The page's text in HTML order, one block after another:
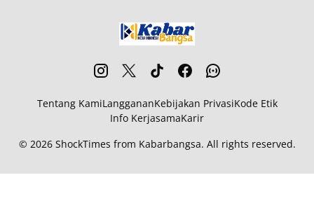
Tentang KamiLanggananKebijakan PrivasiKode Etik
Info KerjasamaKarir
© 2026 ShockTimes from Kabarbangsa. All rights reserved.